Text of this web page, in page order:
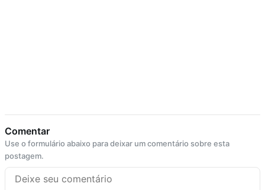
Comentar
Use o formulário abaixo para deixar um comentário sobre esta
postagem.